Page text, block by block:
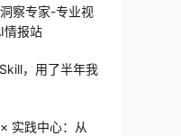
察专家-专业视
情报站
，用了半年我
实践中心：从